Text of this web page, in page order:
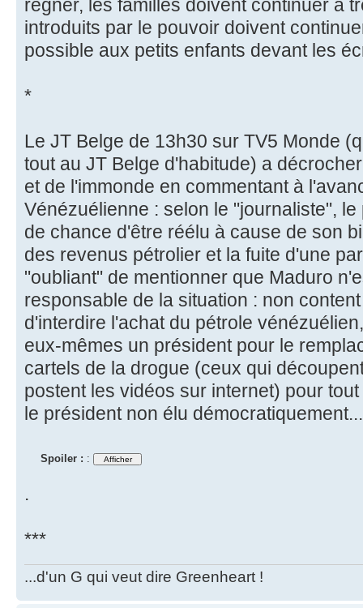
régner, les familles doivent continuer à
introduits par le pouvoir doivent
possible aux petits enfants devant les
*
Le JT Belge de 13h30 sur TV5 Monde
tout au JT Belge d'habitude) a
et de l'immonde en commentant à
Vénézuélienne : selon le "journaliste",
de chance d'être réélu à cause de son
des revenus pétrolier et la fuite d'une
"oubliant" de mentionner que Maduro
responsable de la situation : non
d'interdire l'achat du pétrole
eux-mêmes un président pour le
cartels de la drogue (ceux qui
postent les vidéos sur internet) pour
le président non élu démocratiquement...
Spoiler : :
.
***
...d'un G qui veut dire Greenheart !